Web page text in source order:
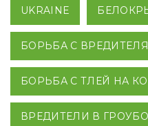
UKRAINE
БОРЬБА С
БОРЬБА С ТЛЕЙ НА
ВРЕДИТЕЛИ В